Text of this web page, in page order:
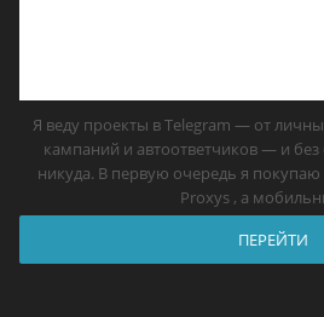
Я веду проекты в Telegram — от
кампаний и автоответчиков — и без
никуда. В первую очередь я
Proxys , а
ПЕРЕЙТИ